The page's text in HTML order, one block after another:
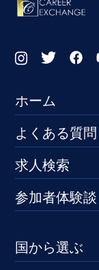
ホーム
よくある質問
求人検索
参加者体験談
国から選ぶ